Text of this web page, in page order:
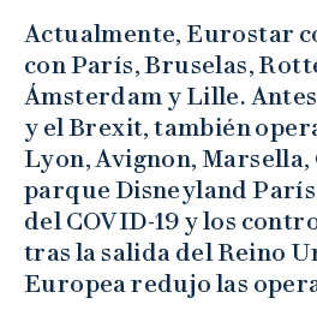
Actualmente, Eurostar
con París, Bruselas,
Ámsterdam y Lille.
y el Brexit, también
Lyon, Avignon, Marsella,
parque Disneyland
del COVID-19 y los
tras la salida del Reino
Europea redujo las